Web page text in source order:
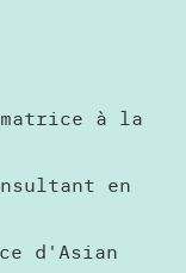
à la
en
d'Asian